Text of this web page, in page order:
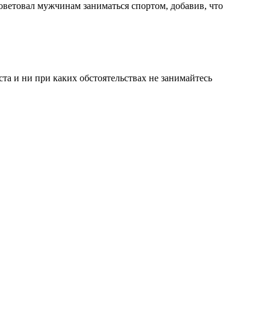
мужчинам заниматься спортом, добавив, что
и ни при каких обстоятельствах не занимайтесь